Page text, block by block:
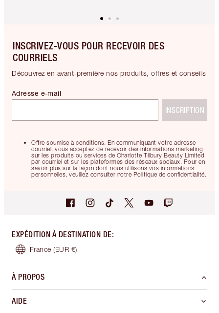
INSCRIVEZ-VOUS POUR RECEVOIR DES
COURRIELS
Découvrez en avant-première nos produits, offres et conseils
Offre soumise à conditions. En communiquant votre adresse
courriel, vous acceptez de recevoir des informations marketing
sur les produits ou services de Charlotte Tilbury Beauty Limited
par courriel et sur les plateformes des réseaux sociaux. Pour en
savoir plus sur la façon dont nous utilisons vos informations
personnelles, veuillez consulter notre Politique de confidentialité.
Adresse e-mail
INSCRIPTION
EXPÉDITION À DESTINATION DE:
France (EUR €)
À PROPOS
AIDE